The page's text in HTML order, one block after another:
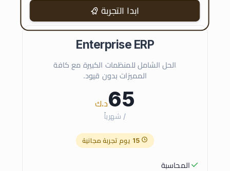
ابدا التجربة
Enterprise ERP
الحل الشامل للمنظمات الكبيرة مع كافة
المميزات بدون قيود.
65د.ك
/ شهرياً
15 يوم تجربة مجانية
المحاسبة